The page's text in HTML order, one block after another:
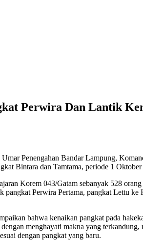
Perwira Dan Lantik
Penengahan Bandar Lampung,
Bintara dan Tamtama, periode 1
Korem 043/Gatam sebanyak 528
Perwira Pertama, pangkat Lettu ke
bahwa kenaikan pangkat pada
menghayati makna yang
dengan pangkat yang baru.